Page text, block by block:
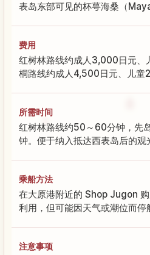
表岛东部可见的杯萼海桑（
费用
红树林路线约成人3,000日元、
桐路线约成人4,500日元、儿童
所需时间
红树林路线约50～60分钟，先
钟。便于纳入抵达西表岛后的观
乘船方法
在大原港附近的 Shop Jugon
利用，但可能因天气或潮位而停
注意事项